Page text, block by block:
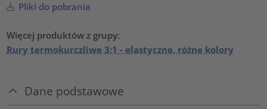
Pliki do pobrania
Więcej produktów z grupy:
Rury termokurczliwe 3:1 - elastyczne, różne kolory
Dane podstawowe